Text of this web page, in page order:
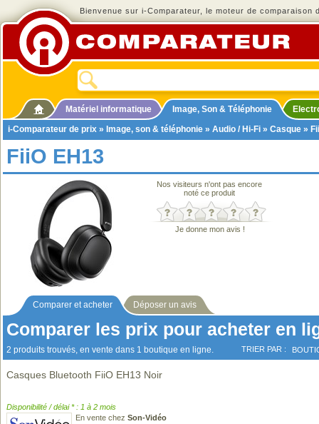
Bienvenue sur i-Comparateur, le moteur de comparaison
Matériel informatique Image, Son & Téléphonie
i-Comparateur de prix » Image, son & téléphonie » Audio / Hi-Fi » Casque »
FiiO EH13
Nos visiteurs n'ont pas encore
noté ce produit
Je donne mon avis !
Comparer et acheter Déposer un avis
Comparer les prix pour acheter en
2 produits trouvés, en vente dans 1 boutique en ligne. TRIER PAR :
Casques Bluetooth FiiO EH13 Noir
Disponibilité / délai * : 1 à 2 mois
En vente chez Son-Vidéo